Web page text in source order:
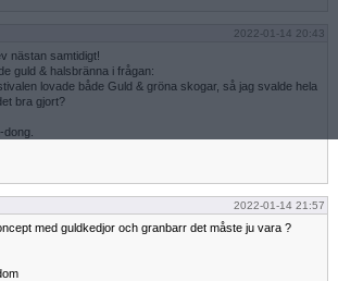
2022-01-14 20:43
nästan samtidigt!
guld & halsbränna i frågan:
lovade både Guld & gröna skogar, så jag svalde hela
bra gjort?
2022-01-14 21:57
med guldkedjor och granbarr det måste ju vara ?